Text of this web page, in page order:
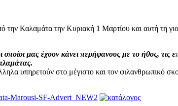
Καλαμάτα την Κυριακή 1 Μαρτίου και αυτή τη
μας έχουν κάνει περήφανους με το ήθος, τις
υπηρετούν στο μέγιστο και τον φιλανθρωπικό